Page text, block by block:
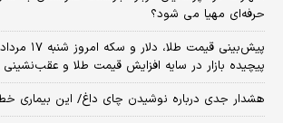
حرفه‌ای مهیا می شود؟
پیچیده بازار در سایه افزایش قیمت طلا و عقب‌نشینی
هشدار جدی درباره نوشیدن چای داغ/ این بیماری